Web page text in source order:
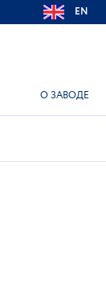
EN
О ЗАВОДЕ